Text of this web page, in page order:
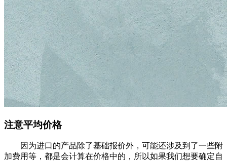
注意平均价格
因为进口的产品除了基础报价外，可能还涉及到了一些附
加费用等，都是会计算在价格中的，所以如果我们想要确定自